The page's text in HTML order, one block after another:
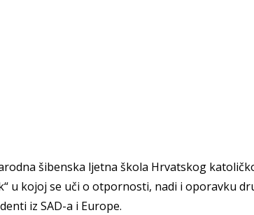
šibenska ljetna škola Hrvatskog
u kojoj se uči o otpornosti, nadi i oporavku
iz SAD-a i Europe.